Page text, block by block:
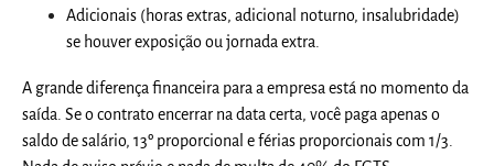
Adicionais (horas extras, adicional noturno, insalubridade)
se houver exposição ou jornada extra.
A grande diferença financeira para a empresa está no momento da
saída. Se o contrato encerrar na data certa, você paga apenas o
saldo de salário, 13º proporcional e férias proporcionais com 1/3.